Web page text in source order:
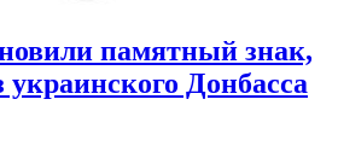
памятный знак,
Донбасса